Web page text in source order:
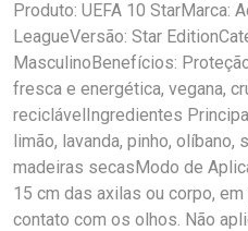
Produto: UEFA 10 StarMarca:
LeagueVersão: Star
MasculinoBenefícios:
fresca e energética, vegana,
reciclávelIngredientes
limão, lavanda, pinho, olíbano,
madeiras secasModo de
15 cm das axilas ou corpo,
contato com os olhos. Não